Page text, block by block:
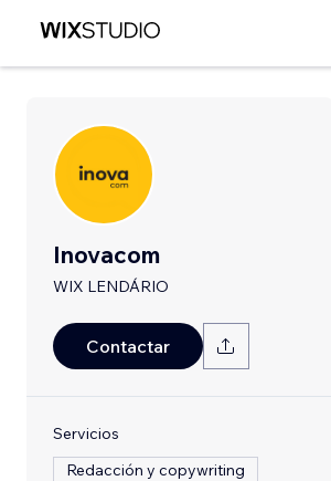
Inovacom
WIX LENDÁRIO
Contactar
Servicios
Redacción y copywriting